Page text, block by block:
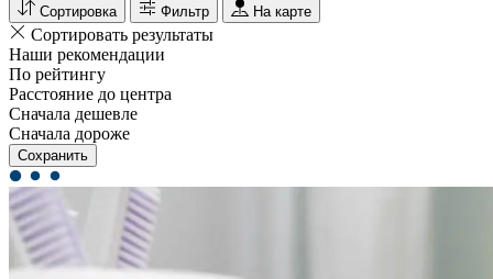
Сортировка Фильтр На карте
Сортировать результаты
Наши рекомендации
По рейтингу
Расстояние до центра
Сначала дешевле
Сначала дороже
Сохранить